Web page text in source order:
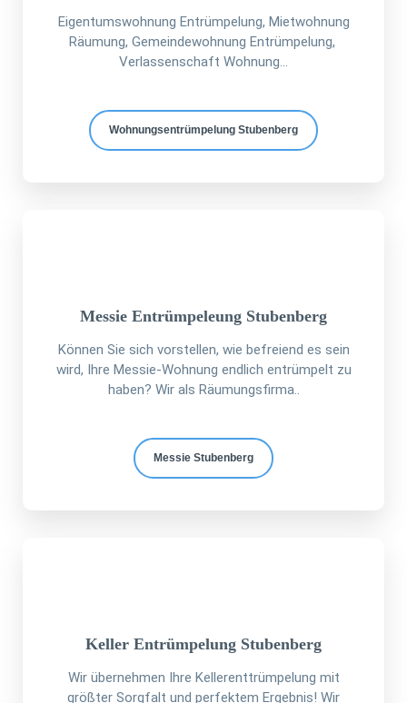
Eigentumswohnung Entrümpelung, Mietwohnung
Räumung, Gemeindewohnung Entrümpelung,
Verlassenschaft Wohnung...
Wohnungsentrümpelung Stubenberg
Messie Entrümpeleung Stubenberg
Können Sie sich vorstellen, wie befreiend es sein
wird, Ihre Messie-Wohnung endlich entrümpelt zu
haben? Wir als Räumungsfirma..
Messie Stubenberg
Keller Entrümpelung Stubenberg
Wir übernehmen Ihre Kellerenttrümpelung mit
größter Sorgfalt und perfektem Ergebnis! Wir